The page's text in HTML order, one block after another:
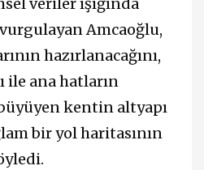
Amcaoğlu,
hazırlanacağını,
ile ana hatların
kentin altyapı
bir yol haritasının